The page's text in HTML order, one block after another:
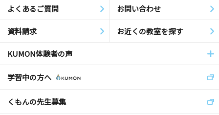
よくあるご質問 お問い合わせ
資料請求 お近くの教室を探す
KUMON体験者の声
学習中の方へ
くもんの先生募集